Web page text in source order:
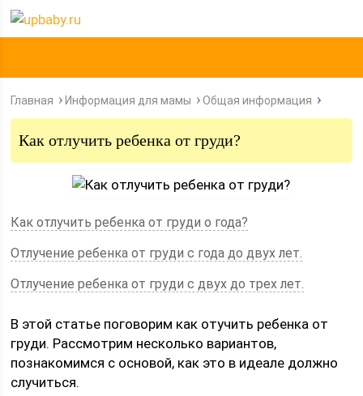
Главная Информация для мамы Общая информация
Как отлучить ребенка от груди?
Как отлучить ребенка от груди о года?
Отлучение ребенка от груди с года до двух лет.
Отлучение ребенка от груди с двух до трех лет.
В этой статье поговорим как отучить ребенка от
груди. Рассмотрим несколько вариантов,
познакомимся с основой, как это в идеале должно
случиться.